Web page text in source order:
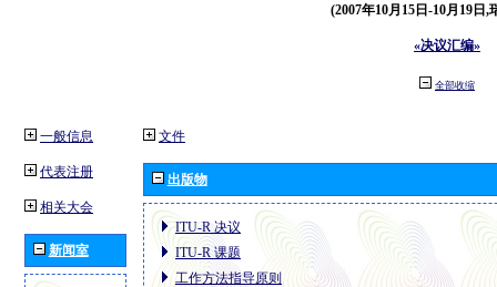
(2007年10月15日-10月19日,
«决议汇编»
全部收缩
一般信息
代表注册
相关大会
新闻室
文件
出版物
ITU-R 决议
ITU-R 课题
工作方法指导原则